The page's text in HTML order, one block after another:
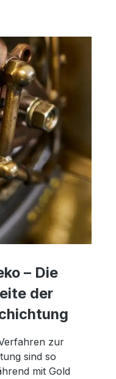
– Die
der
zur
sind so
mit Gold